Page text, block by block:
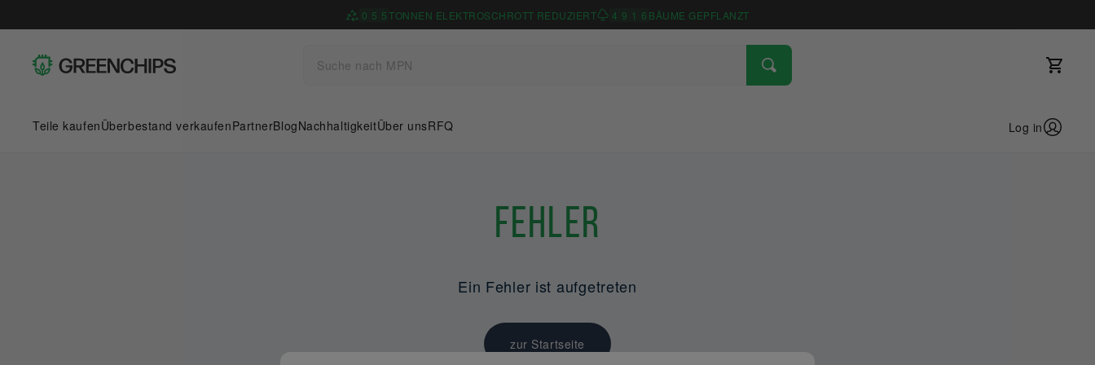
0 5 5 TONNEN ELEKTROSCHROTT REDUZIERT 4 9 1 6 BÄUME GEPFLANZT
Teile kaufenÜberbestand verkaufenPartnerBlogNachhaltigkeitÜber unsRFQ Log in
Fehler
Ein Fehler ist aufgetreten
zur Startseite